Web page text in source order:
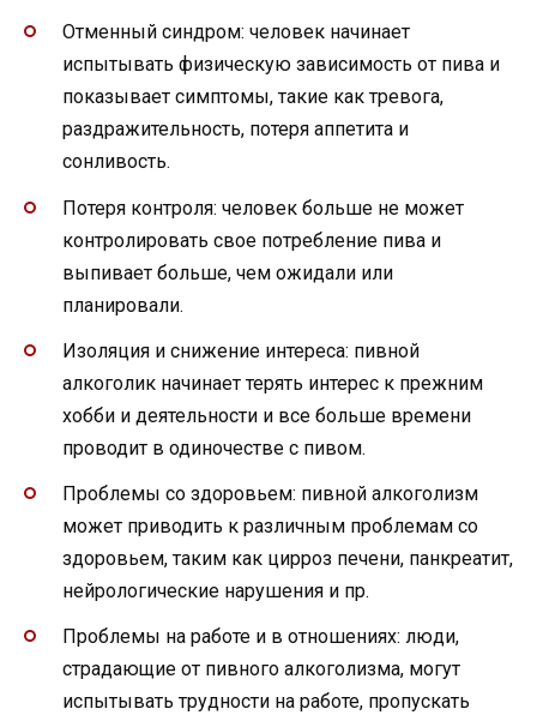
Отменный синдром: человек начинает
испытывать физическую зависимость от пива и
показывает симптомы, такие как тревога,
раздражительность, потеря аппетита и
сонливость.
Потеря контроля: человек больше не может
контролировать свое потребление пива и
выпивает больше, чем ожидали или
планировали.
Изоляция и снижение интереса: пивной
алкоголик начинает терять интерес к прежним
хобби и деятельности и все больше времени
проводит в одиночестве с пивом.
Проблемы со здоровьем: пивной алкоголизм
может приводить к различным проблемам со
здоровьем, таким как цирроз печени, панкреатит,
нейрологические нарушения и пр.
Проблемы на работе и в отношениях: люди,
страдающие от пивного алкоголизма, могут
испытывать трудности на работе, пропускать